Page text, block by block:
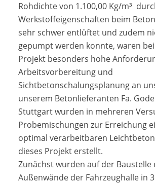
Rohdichte von 1.100,00 Kg/m³
Werkstoffeigenschaften beim
sehr schwer entlüftet und zudem
gepumpt werden konnte, waren
Projekt besonders hohe
Arbeitsvorbereitung und
Sichtbetonschalungsplanung an
unserem Betonlieferanten Fa.
Stuttgart wurden in mehreren
Probemischungen zur Erreichung
optimal verarbeitbaren
dieses Projekt erstellt.
Zunächst wurden auf der Baustelle
Außenwände der Fahrzeughalle in 3